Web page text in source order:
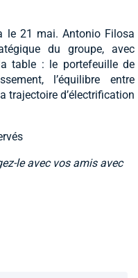
le 21 mai. Antonio Filosa
du groupe, avec
table : le portefeuille de
l’équilibre entre
trajectoire d’électrification
le avec vos amis avec